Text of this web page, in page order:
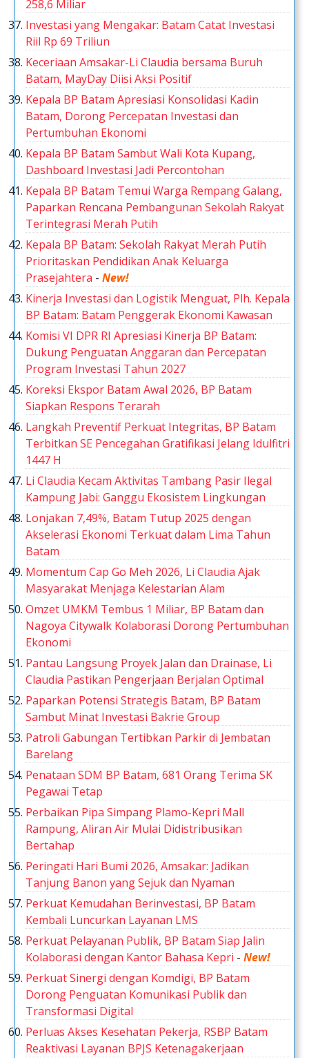
258,6 Miliar
Investasi yang Mengakar: Batam Catat Investasi
Riil Rp 69 Triliun
Keceriaan Amsakar-Li Claudia bersama Buruh
Batam, MayDay Diisi Aksi Positif
Kepala BP Batam Apresiasi Konsolidasi Kadin
Batam, Dorong Percepatan Investasi dan
Pertumbuhan Ekonomi
Kepala BP Batam Sambut Wali Kota Kupang,
Dashboard Investasi Jadi Percontohan
Kepala BP Batam Temui Warga Rempang Galang,
Paparkan Rencana Pembangunan Sekolah Rakyat
Terintegrasi Merah Putih
Kepala BP Batam: Sekolah Rakyat Merah Putih
Prioritaskan Pendidikan Anak Keluarga
Prasejahtera -New!
Kinerja Investasi dan Logistik Menguat, Plh. Kepala
BP Batam: Batam Penggerak Ekonomi Kawasan
Komisi VI DPR RI Apresiasi Kinerja BP Batam:
Dukung Penguatan Anggaran dan Percepatan
Program Investasi Tahun 2027
Koreksi Ekspor Batam Awal 2026, BP Batam
Siapkan Respons Terarah
Langkah Preventif Perkuat Integritas, BP Batam
Terbitkan SE Pencegahan Gratifikasi Jelang Idulfitri
1447 H
Li Claudia Kecam Aktivitas Tambang Pasir Ilegal
Kampung Jabi: Ganggu Ekosistem Lingkungan
Lonjakan 7,49%, Batam Tutup 2025 dengan
Akselerasi Ekonomi Terkuat dalam Lima Tahun
Batam
Momentum Cap Go Meh 2026, Li Claudia Ajak
Masyarakat Menjaga Kelestarian Alam
Omzet UMKM Tembus 1 Miliar, BP Batam dan
Nagoya Citywalk Kolaborasi Dorong Pertumbuhan
Ekonomi
Pantau Langsung Proyek Jalan dan Drainase, Li
Claudia Pastikan Pengerjaan Berjalan Optimal
Paparkan Potensi Strategis Batam, BP Batam
Sambut Minat Investasi Bakrie Group
Patroli Gabungan Tertibkan Parkir di Jembatan
Barelang
Penataan SDM BP Batam, 681 Orang Terima SK
Pegawai Tetap
Perbaikan Pipa Simpang Plamo-Kepri Mall
Rampung, Aliran Air Mulai Didistribusikan
Bertahap
Peringati Hari Bumi 2026, Amsakar: Jadikan
Tanjung Banon yang Sejuk dan Nyaman
Perkuat Kemudahan Berinvestasi, BP Batam
Kembali Luncurkan Layanan LMS
Perkuat Pelayanan Publik, BP Batam Siap Jalin
Kolaborasi dengan Kantor Bahasa Kepri -New!
Perkuat Sinergi dengan Komdigi, BP Batam
Dorong Penguatan Komunikasi Publik dan
Transformasi Digital
Perluas Akses Kesehatan Pekerja, RSBP Batam
Reaktivasi Layanan BPJS Ketenagakerjaan